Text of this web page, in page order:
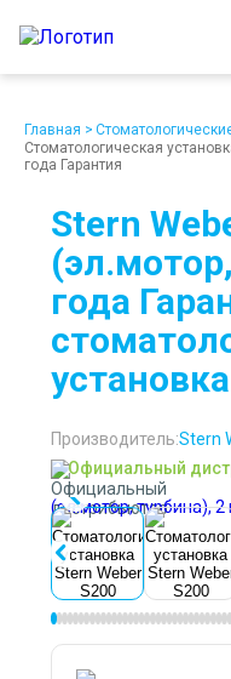
Ежедневно с 9:00 до
О компании
Доставка
Кредит/Лизинг
Проект клиники
Главная >
Стоматологическая
года Гарантия
Stern
года
установка
Производитель:Stern
Официальный